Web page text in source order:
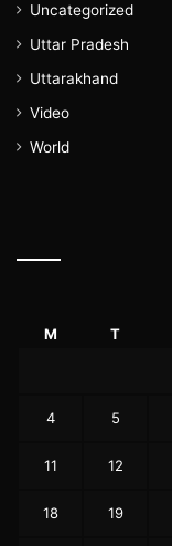
Uncategorized
Uttar Pradesh
Uttarakhand
Video
World
M T
4 5
11 12
18 19